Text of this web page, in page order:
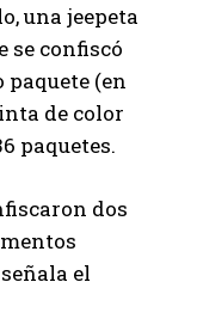
una jeepeta
se confiscó
(en
de color
paquetes.
dos
el